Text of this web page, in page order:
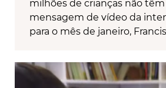
milhões de crianças não têm
mensagem de vídeo da
para o mês de janeiro,